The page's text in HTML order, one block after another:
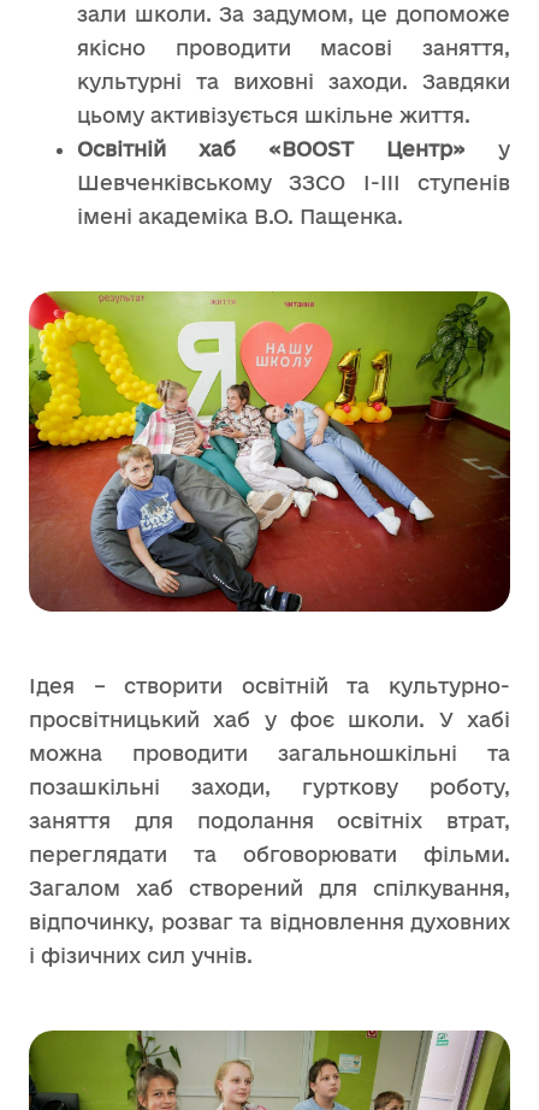
зали школи. За задумом, це допоможе
якісно проводити масові заняття,
культурні та виховні заходи. Завдяки
цьому активізується шкільне життя.
Освітній хаб «BOOST Центр» у
Шевченківському ЗЗСО І-III ступенів
імені академіка В.О. Пащенка.
Ідея – створити освітній та культурно-
просвітницький хаб у фоє школи. У хабі
можна проводити загальношкільні та
позашкільні заходи, гурткову роботу,
заняття для подолання освітніх втрат,
переглядати та обговорювати фільми.
Загалом хаб створений для спілкування,
відпочинку, розваг та відновлення духовних
і фізичних сил учнів.